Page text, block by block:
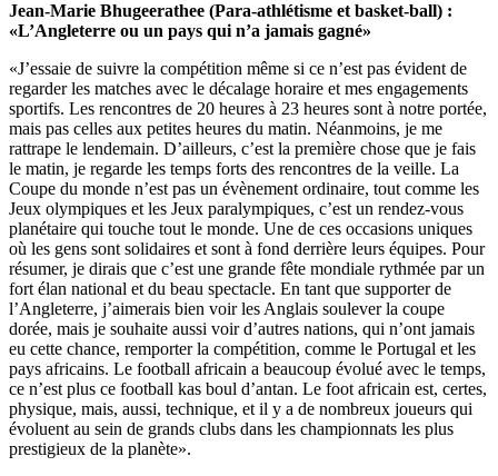
Jean-Marie Bhugeerathee (Para-athlétisme et basket-ball) :
«L’Angleterre ou un pays qui n’a jamais gagné»
«J’essaie de suivre la compétition même si ce n’est pas évident de
regarder les matches avec le décalage horaire et mes engagements
sportifs. Les rencontres de 20 heures à 23 heures sont à notre portée,
mais pas celles aux petites heures du matin. Néanmoins, je me
rattrape le lendemain. D’ailleurs, c’est la première chose que je fais
le matin, je regarde les temps forts des rencontres de la veille. La
Coupe du monde n’est pas un évènement ordinaire, tout comme les
Jeux olympiques et les Jeux paralympiques, c’est un rendez-vous
planétaire qui touche tout le monde. Une de ces occasions uniques
où les gens sont solidaires et sont à fond derrière leurs équipes. Pour
résumer, je dirais que c’est une grande fête mondiale rythmée par un
fort élan national et du beau spectacle. En tant que supporter de
l’Angleterre, j’aimerais bien voir les Anglais soulever la coupe
dorée, mais je souhaite aussi voir d’autres nations, qui n’ont jamais
eu cette chance, remporter la compétition, comme le Portugal et les
pays africains. Le football africain a beaucoup évolué avec le temps,
ce n’est plus ce football kas boul d’antan. Le foot africain est, certes,
physique, mais, aussi, technique, et il y a de nombreux joueurs qui
évoluent au sein de grands clubs dans les championnats les plus
prestigieux de la planète».